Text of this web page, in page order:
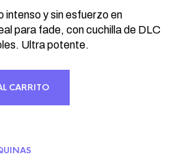
intenso y sin esfuerzo en
para fade, con cuchilla de DLC
Ultra potente.
CARRITO